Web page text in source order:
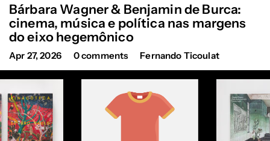
Bárbara Wagner & Benjamin de Burca:
cinema, música e política nas margens
do eixo hegemônico
Apr 27, 2026 0 comments Fernando Ticoulat